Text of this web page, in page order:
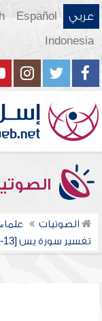
عربي Español
Indonesia
الصوتيات
تفسير سورة يس [13-19]